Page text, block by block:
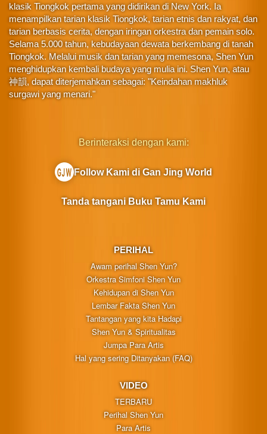
klasik Tiongkok pertama yang didirikan di New York. Ia
menampilkan tarian klasik Tiongkok, tarian etnis dan rakyat, dan
tarian berbasis cerita, dengan iringan orkestra dan pemain solo.
Selama 5.000 tahun, kebudayaan dewata berkembang di tanah
Tiongkok. Melalui musik dan tarian yang memesona, Shen Yun
menghidupkan kembali budaya yang mulia ini. Shen Yun, atau
神韻, dapat diterjemahkan sebagai: "Keindahan makhluk
surgawi yang menari."
PERIHAL
Awam perihal Shen Yun?
Orkestra Simfoni Shen Yun
Kehidupan di Shen Yun
Lembar Fakta Shen Yun
Tantangan yang kita Hadapi
Shen Yun & Spiritualitas
Jumpa Para Artis
Hal yang sering Ditanyakan (FAQ)
VIDEO
TERBARU
Perihal Shen Yun
Para Artis
Berinteraksi dengan kami:
Follow Kami di Gan Jing World
Tanda tangani Buku Tamu Kami